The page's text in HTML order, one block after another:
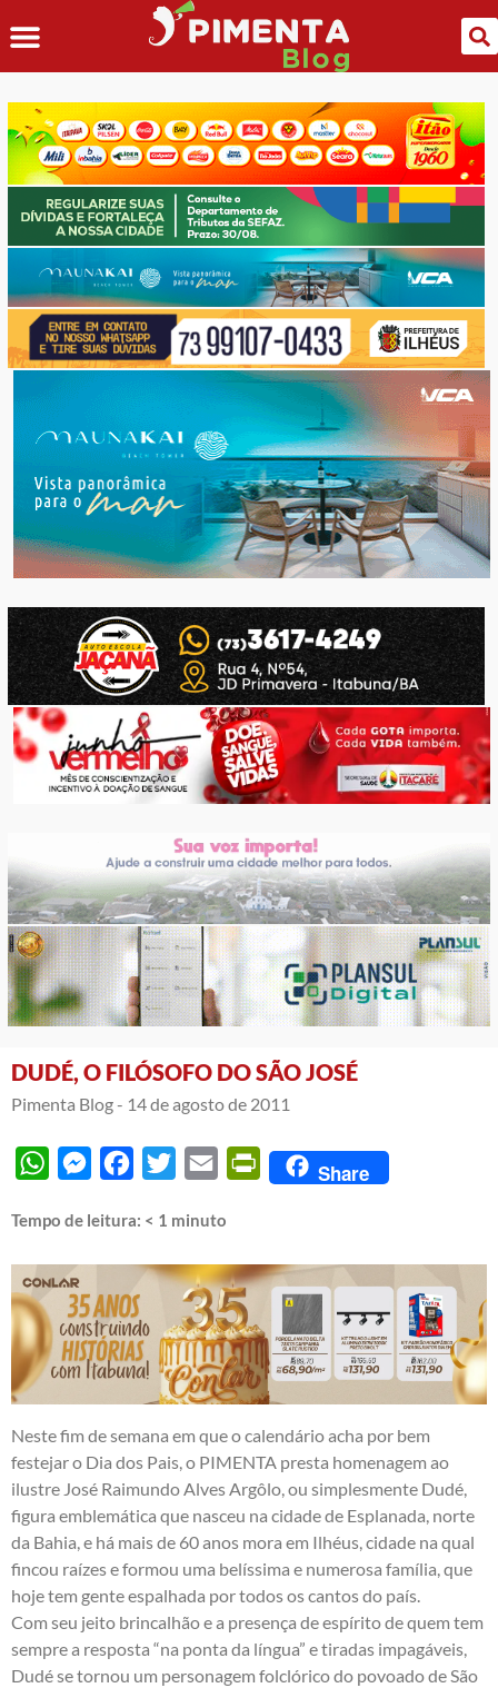
DUDÉ, O FILÓSOFO DO SÃO JOSÉ
Pimenta Blog - 14 de agosto de 2011
WhatsAppMessengerFacebook
Twitter Email PrintFriendly
Share
Tempo de leitura: < 1 minuto
Neste fim de semana em que o calendário acha por bem
festejar o Dia dos Pais, o PIMENTA presta homenagem ao
ilustre José Raimundo Alves Argôlo, ou simplesmente Dudé,
figura emblemática que nasceu na cidade de Esplanada, norte
da Bahia, e há mais de 60 anos mora em Ilhéus, cidade na qual
fincou raízes e formou uma belíssima e numerosa família, que
hoje tem gente espalhada por todos os cantos do país.
Com seu jeito brincalhão e a presença de espírito de quem tem
sempre a resposta “na ponta da língua” e tiradas impagáveis,
Dudé se tornou um personagem folclórico do povoado de São